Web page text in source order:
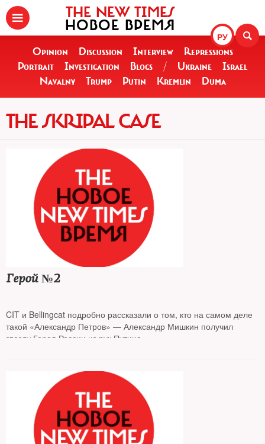
РУ
THE NEW TIMES
НОВОЕ ВРЕМЯ
Opinion Discussion Interview
Repressions
Portrait
Investigation Blogs / Ukraine
Israel
Navalny
Trump Putin Kremlin Duma
THE SKRIPAL CASE
Герой №2
CIT и Bellingcat подробно рассказали о том, кто на самом деле
такой «Александр Петров» — Александр Мишкин получил
звезду Героя России из рук Путина